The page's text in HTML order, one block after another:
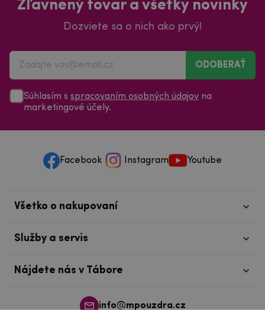
Zľavnený tovar a všetky novinky
Dozviete sa o nich ako prvý!
ODOBERAŤ
Súhlasím s spracovaním osobných údajov na
marketingové účely.
Facebook Instagram Youtube
info@mpouzdra.cz
Všetko o nakupovaní
Služby a servis
Nájdete nás v Tábore